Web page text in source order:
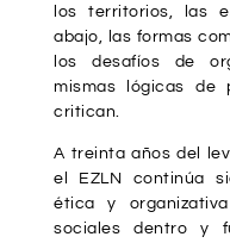
los territorios, las
abajo, las formas
los desafíos de
mismas lógicas de
critican.
A treinta años del
el EZLN continúa
ética y
sociales dentro y